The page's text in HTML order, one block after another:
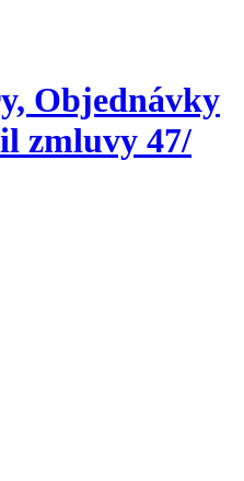
Objednávky
zmluvy 47/